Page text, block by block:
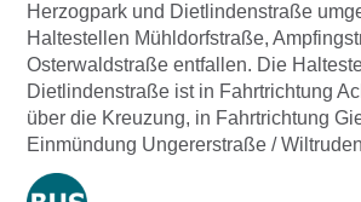
Herzogpark und Dietlindenstraße
Haltestellen Mühldorfstraße,
Osterwaldstraße entfallen. Die
Dietlindenstraße ist in Fahrtrichtung
über die Kreuzung, in Fahrtrichtung
Einmündung Ungererstraße /